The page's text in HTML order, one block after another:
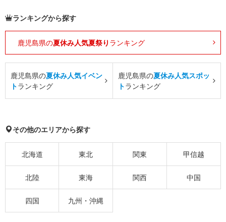
ランキングから探す
鹿児島県の夏休み人気夏祭り ランキング
鹿児島県の夏休み人気イベン
トランキング
鹿児島県の夏休み人気スポッ
トランキング
その他のエリアから探す
北海道 東北 関東 甲信越
北陸 東海 関西 中国
四国 九州・沖縄